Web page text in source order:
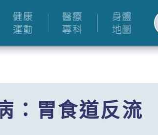
健康
運動
醫療
專科
身體
地圖
：胃食道反流